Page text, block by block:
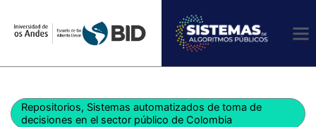
Repositorios, Sistemas automatizados de toma de
decisiones en el sector público de Colombia